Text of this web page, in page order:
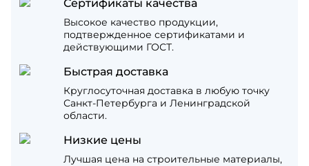
Сертификаты качества
Высокое качество продукции,
подтвержденное сертификатами и
действующими ГОСТ.
Быстрая доставка
Круглосуточная доставка в любую точку
Санкт-Петербурга и Ленинградской
области.
Низкие цены
Лучшая цена на строительные материалы,